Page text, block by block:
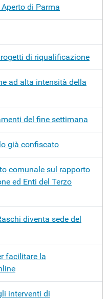
di Parma
di riqualificazione
ad alta intensità della
del fine settimana
già confiscato
comunale sul rapporto
ed Enti del Terzo
diventa sede del
facilitare la
interventi di